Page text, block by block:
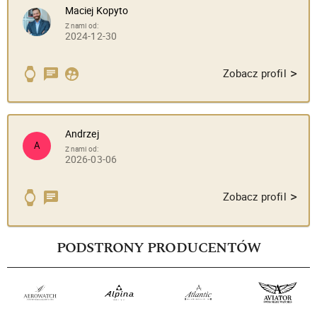
Maciej Kopyto
Z nami od:
2024-12-30
Zobacz profil >
A
Andrzej
Z nami od:
2026-03-06
Zobacz profil >
PODSTRONY PRODUCENTÓW